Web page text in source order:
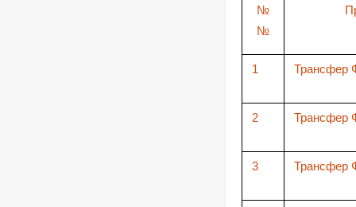
№
№
1 Трансфер
2 Трансфер
3 Трансфер